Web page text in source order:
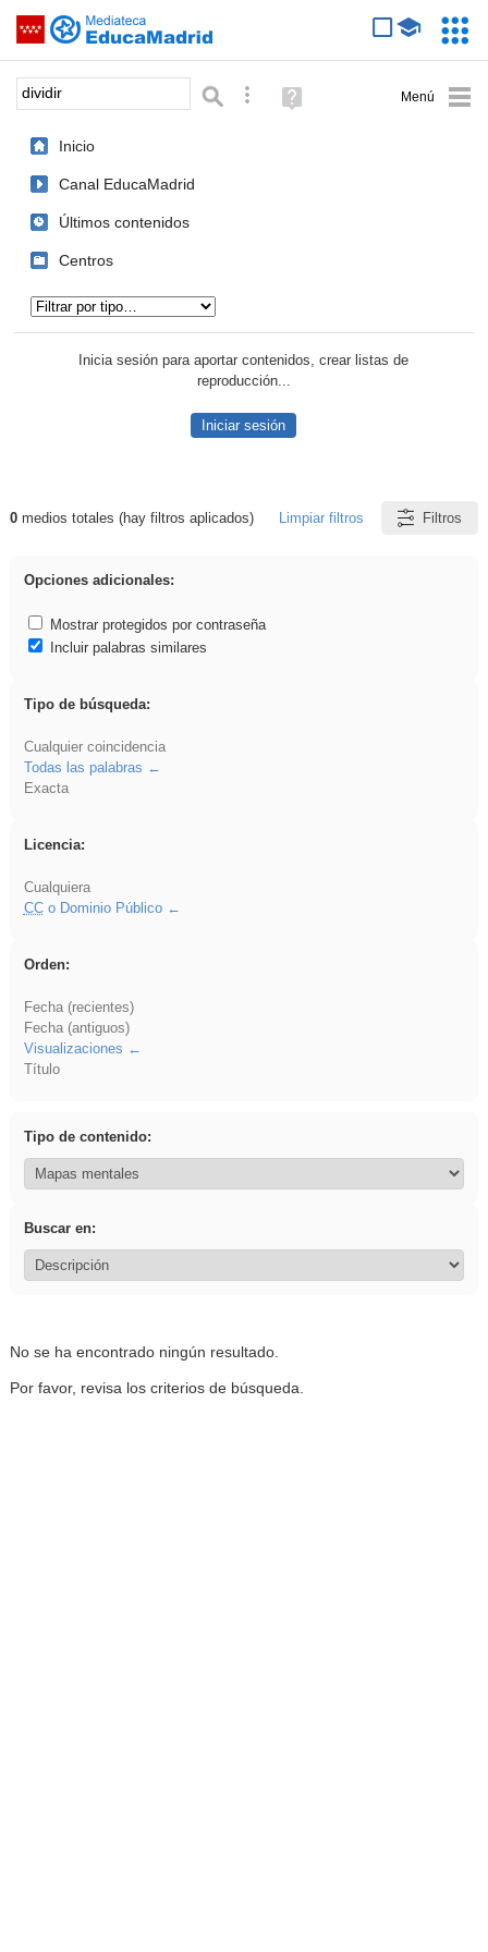
Saltar navegación
Palabra o frase: Búsqueda avanzada
Ayuda
(en
Inicio
Canal EducaMadrid
Últimos contenidos
Centros
Inicia sesión para aportar contenidos, crear listas de
reproducción...
Iniciar sesión
Resultados de: dividir
0medios totales (hay filtros aplicados) Limpiar filtros Filtros
Opciones adicionales:
Mostrar protegidos por contraseña
Incluir palabras similares
Tipo de búsqueda:
Cualquier coincidencia
Todas las palabras
Exacta
Licencia:
Cualquiera
CCo Dominio Público
Orden:
Fecha (recientes)
Fecha (antiguos)
Visualizaciones
Título
Tipo de contenido:
Buscar en:
No se ha encontrado ningún resultado.
Por favor, revisa los criterios de búsqueda.